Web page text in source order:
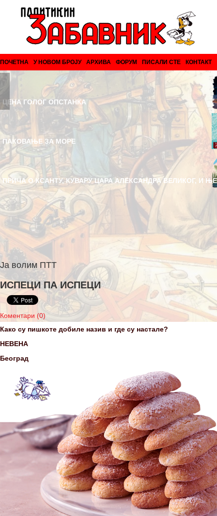
ПОЧЕТНА У НОВОМ БРОЈУ АРХИВА ФОРУМ ПИСАЛИ СТЕ КОНТАКТ
ЦЕНА ГОЛОГ ОПСТАНКА
ПАКОВАЊЕ ЗА МОРЕ
ПРИЧА О КСАНТУ, КУВАРУ ЦАРА АЛЕКСАНДРА ВЕЛИКОГ, И
Ја волим ПТТ
ИСПЕЦИ ПА ИСПЕЦИ
Коментари (0)
Како су пишкоте добиле назив и где су настале?
НЕВЕНА
Београд